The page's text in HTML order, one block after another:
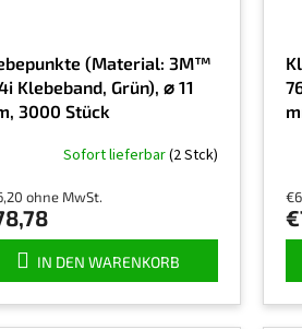
(Material: 3M™
Klebeband, Grün), ⌀ 11
3000 Stück
Sofort lieferbar(2 Stck)
ohne MwSt.
IN DEN WARENKORB